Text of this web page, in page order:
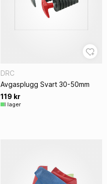
DRC
Avgasplugg Svart 30-50mm
119 kr
I lager